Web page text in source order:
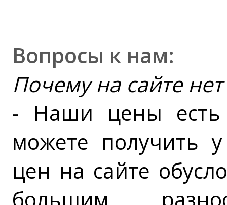
Вопросы к нам:
Почему на сайте
- Наши цены
можете получить
цен на сайте